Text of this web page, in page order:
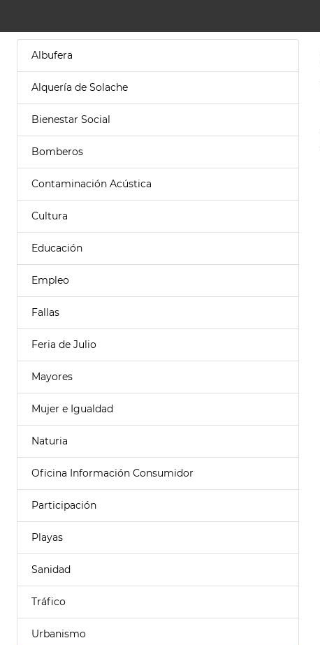
Albufera
Alquería de Solache
Bienestar Social
Bomberos
Contaminación Acústica
Cultura
Educación
Empleo
Fallas
Feria de Julio
Mayores
Mujer e Igualdad
Naturia
Oficina Información Consumidor
Participación
Playas
Sanidad
Tráfico
Urbanismo